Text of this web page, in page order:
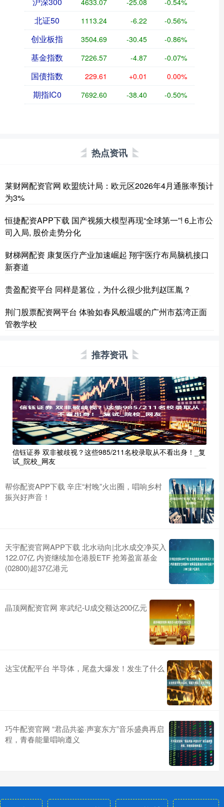
北证50 1113.24 -6.22 -0.56%
创业板指 3504.69 -30.45 -0.86%
基金指数 7226.57 -4.87 -0.07%
国债指数 229.61 +0.01 0.00%
期指IC0 7692.60 -38.40 -0.50%
热点资讯
莱财网配资官网 欧盟统计局：欧元区2026年4月通胀率预计
为3%
恒捷配资APP下载 国产视频大模型再现“全球第一”! 6上市公
司入局, 股价走势分化
财梯网配资 康复医疗产业加速崛起 翔宇医疗布局脑机接口
新赛道
贵盈配资平台 同样是篡位，为什么很少批判赵匡胤？
荆门股票配资网平台 体验如春风般温暖的广州市荔湾正面
管教学校
推荐资讯
信钰证券 双非被歧视？这些985/211名校录取从不看出身！_复
试_院校_网友
帮你配资APP下载 辛庄“村晚”火出圈，唱响乡村
振兴好声音！
天宇配资官网APP下载 北水动向|北水成交净买入
122.07亿 内资继续加仓港股ETF 抢筹盈富基金
(02800)超37亿港元
晶顶网配资官网 寒武纪-U成交额达200亿元
达宝优配平台 半导体，尾盘大爆发！发生了什么
巧牛配资官网 “君品共鉴·声宴东方”音乐盛典再启
程，青春能量唱响遵义